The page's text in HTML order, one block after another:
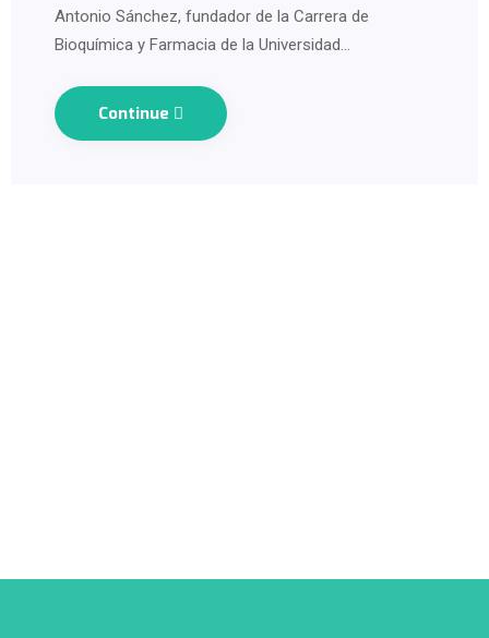
Antonio Sánchez, fundador de la Carrera de
Bioquímica y Farmacia de la Universidad…
Continue